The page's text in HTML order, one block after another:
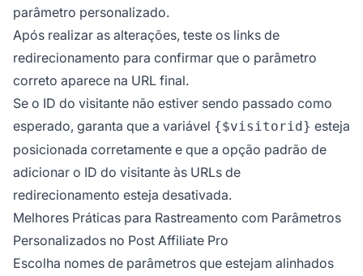
parâmetro personalizado.
Após realizar as alterações, teste os links de
redirecionamento para confirmar que o parâmetro
correto aparece na URL final.
Se o ID do visitante não estiver sendo passado como
esperado, garanta que a variável {$visitorid} esteja
posicionada corretamente e que a opção padrão de
adicionar o ID do visitante às URLs de
redirecionamento esteja desativada.
Melhores Práticas para Rastreamento com Parâmetros
Personalizados no Post Affiliate Pro
Escolha nomes de parâmetros que estejam alinhados